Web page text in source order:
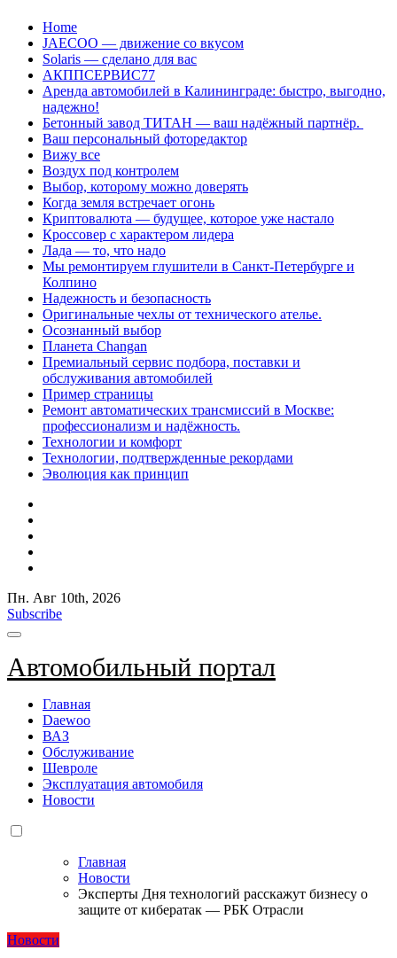
Перейти
содержанию
Home
JAECOO — движение со вкусом
Solaris — сделано для вас
АКППСЕРВИС77
Аренда автомобилей в Калининграде: быстро, выгодно,
надежно!
Бетонный завод ТИТАН — ваш надёжный партнёр.
Ваш персональный фоторедактор
Вижу все
Воздух под контролем
Выбор, которому можно доверять
Когда земля встречает огонь
Криптовалюта — будущее, которое уже настало
Кроссовер с характером лидера
Лада — то, что надо
Мы ремонтируем глушители в Санкт-Петербурге и
Колпино
Надежность и безопасность
Оригинальные чехлы от технического ателье.
Осознанный выбор
Планета Changan
Премиальный сервис подбора, поставки и
обслуживания автомобилей
Пример страницы
Ремонт автоматических трансмиссий в Москве:
профессионализм и надёжность.
Технологии и комфорт
Технологии, подтвержденные рекордами
Эволюция как принцип
Пн. Авг 10th, 2026
Subscribe
Автомобильный портал
Главная
Daewoo
ВАЗ
Обслуживание
Шевроле
Эксплуатация автомобиля
Новости
Главная
Новости
Эксперты Дня технологий расскажут бизнесу о
защите от кибератак — РБК Отрасли
Новости